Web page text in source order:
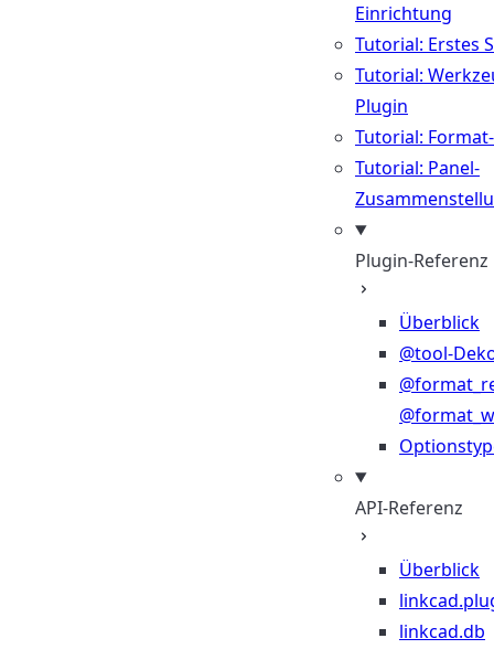
Einrichtung
Tutorial: Erstes
Tutorial:
Plugin
Tutorial:
Tutorial: Panel-
Plugin-Referenz
Überblick
@tool-
API-Referenz
Überblick
linkcad.db